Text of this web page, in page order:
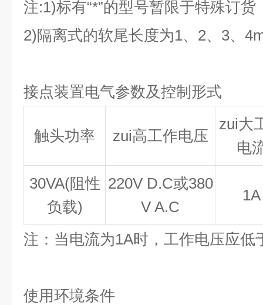
注:1)标有“*”的型号暂限于特殊订货
2)隔离式的软尾长度为1、2、3、
接点装置电气参数及控制形式
触头功率 zui高工作电压
zui大
电
30VA(阻性
负载)
220V D.C或380
V A.C
1A
注：当电流为1A时，工作电压应低
使用环境条件